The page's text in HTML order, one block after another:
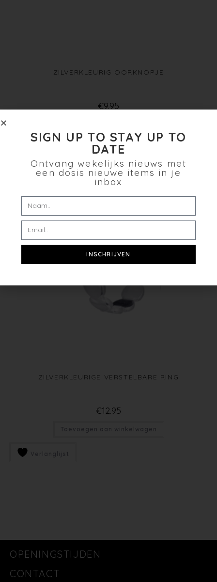
ZILVERKLEURIG OORKNOPJE
€9.95
ZILVERKLEURIGE VERSTELBARE RING
€12.95
Toevoegen aan winkelwagen
Verlanglijst
OPENINGSTIJDEN
CONTACT
SIGN UP TO STAY UP TO
DATE
Ontvang wekelijks nieuws met
een dosis nieuwe items in je
inbox
INSCHRIJVEN